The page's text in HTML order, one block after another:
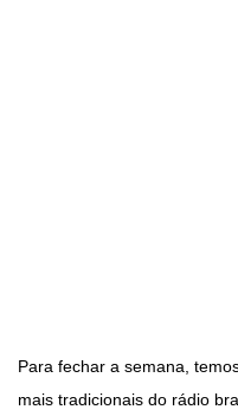
Para fechar a semana,
mais tradicionais do rádio